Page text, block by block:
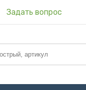
Задать вопрос